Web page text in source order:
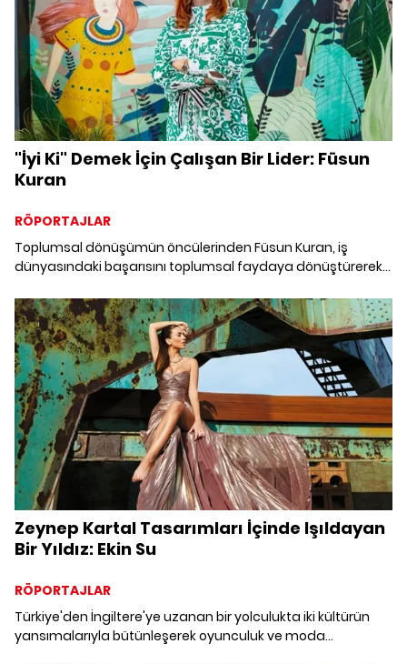
"İyi Ki" Demek İçin Çalışan Bir Lider: Füsun
Kuran
RÖPORTAJLAR
Toplumsal dönüşümün öncülerinden Füsun Kuran, iş
dünyasındaki başarısını toplumsal faydaya dönüştürerek
gün bir yenisini ekleyen Kuran, stratejik bağışçılık kültürünün
gelişmesi için neler yapılabileceğini anlatıyor.
Zeynep Kartal Tasarımları İçinde Işıldayan
Bir Yıldız: Ekin Su
RÖPORTAJLAR
Türkiye'den İngiltere'ye uzanan bir yolculukta iki kültürün
yansımalarıyla bütünleşerek oyunculuk ve moda